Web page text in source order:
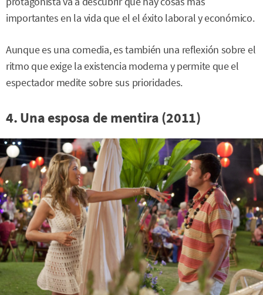
importantes en la vida que el el éxito laboral y económico.
Aunque es una comedia, es también una reflexión sobre el
ritmo que exige la existencia moderna y permite que el
espectador medite sobre sus prioridades.
4. Una esposa de mentira (2011)